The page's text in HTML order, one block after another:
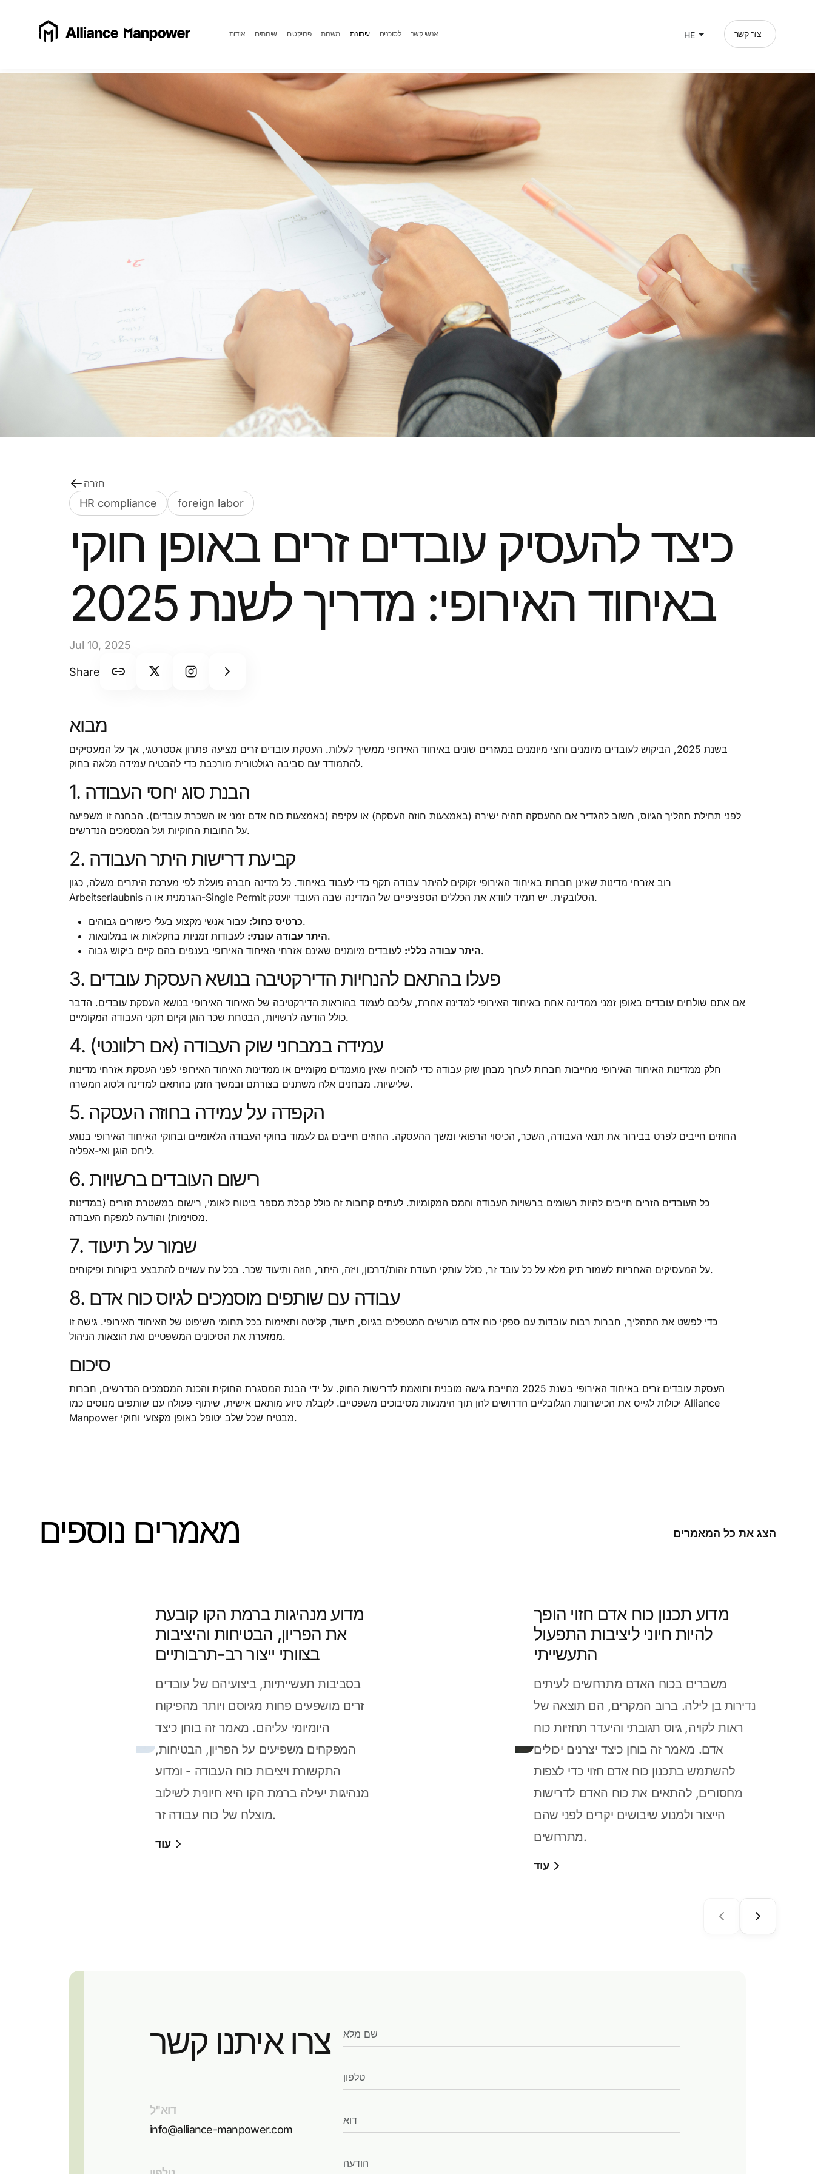
אודות שירותים פרויקטים משרות עיתונות לסוכנים אנשי קשר HE צור קשר
חזרה
HR compliance foreign labor
כיצד להעסיק עובדים זרים באופן חוקי
באיחוד האירופי: מדריך לשנת 2025
Jul 10, 2025
Share
מבוא
בשנת 2025, הביקוש לעובדים מיומנים וחצי מיומנים במגזרים שונים באיחוד האירופי ממשיך לעלות. העסקת עובדים זרים מציעה פתרון אסטרטגי, אך על המעסיקים
להתמודד עם סביבה רגולטורית מורכבת כדי להבטיח עמידה מלאה בחוק.
1. הבנת סוג יחסי העבודה
לפני תחילת תהליך הגיוס, חשוב להגדיר אם ההעסקה תהיה ישירה (באמצעות חוזה העסקה) או עקיפה (באמצעות כוח אדם זמני או השכרת עובדים). הבחנה זו משפיעה
על החובות החוקיות ועל המסמכים הנדרשים.
2. קביעת דרישות היתר העבודה
רוב אזרחי מדינות שאינן חברות באיחוד האירופי זקוקים להיתר עבודה תקף כדי לעבוד באיחוד. כל מדינה חברה פועלת לפי מערכת היתרים משלה, כגון
Arbeitserlaubnis הגרמנית או ה-Single Permit הסלובקית. יש תמיד לוודא את הכללים הספציפיים של המדינה שבה העובד יועסק.
כרטיס כחול:עבור אנשי מקצוע בעלי כישורים גבוהים.
היתר עבודה עונתי:לעבודות זמניות בחקלאות או במלונאות.
היתר עבודה כללי:לעובדים מיומנים שאינם אזרחי האיחוד האירופי בענפים בהם קיים ביקוש גבוה.
3. פעלו בהתאם להנחיות הדירקטיבה בנושא העסקת עובדים
אם אתם שולחים עובדים באופן זמני ממדינה אחת באיחוד האירופי למדינה אחרת, עליכם לעמוד בהוראות הדירקטיבה של האיחוד האירופי בנושא העסקת עובדים. הדבר
כולל הודעה לרשויות, הבטחת שכר הוגן וקיום תקני העבודה המקומיים.
4. עמידה במבחני שוק העבודה (אם רלוונטי)
חלק ממדינות האיחוד האירופי מחייבות חברות לערוך מבחן שוק עבודה כדי להוכיח שאין מועמדים מקומיים או ממדינות האיחוד האירופי לפני העסקת אזרחי מדינות
שלישיות. מבחנים אלה משתנים בצורתם ובמשך הזמן בהתאם למדינה ולסוג המשרה.
5. הקפדה על עמידה בחוזה העסקה
החוזים חייבים לפרט בבירור את תנאי העבודה, השכר, הכיסוי הרפואי ומשך ההעסקה. החוזים חייבים גם לעמוד בחוקי העבודה הלאומיים ובחוקי האיחוד האירופי בנוגע
ליחס הוגן ואי-אפליה.
6. רישום העובדים ברשויות
כל העובדים הזרים חייבים להיות רשומים ברשויות העבודה והמס המקומיות. לעתים קרובות זה כולל קבלת מספר ביטוח לאומי, רישום במשטרת הזרים (במדינות
מסוימות) והודעה למפקח העבודה.
7. שמור על תיעוד
על המעסיקים האחריות לשמור תיק מלא על כל עובד זר, כולל עותקי תעודת זהות/דרכון, ויזה, היתר, חוזה ותיעוד שכר. בכל עת עשויים להתבצע ביקורות ופיקוחים.
8. עבודה עם שותפים מוסמכים לגיוס כוח אדם
כדי לפשט את התהליך, חברות רבות עובדות עם ספקי כוח אדם מורשים המטפלים בגיוס, תיעוד, קליטה ותאימות בכל תחומי השיפוט של האיחוד האירופי. גישה זו
ממזערת את הסיכונים המשפטיים ואת הוצאות הניהול.
סיכום
העסקת עובדים זרים באיחוד האירופי בשנת 2025 מחייבת גישה מובנית ותואמת לדרישות החוק. על ידי הבנת המסגרת החוקית והכנת המסמכים הנדרשים, חברות
יכולות לגייס את הכישרונות הגלובליים הדרושים להן תוך הימנעות מסיבוכים משפטיים. לקבלת סיוע מותאם אישית, שיתוף פעולה עם שותפים מנוסים כמו Alliance
Manpower מבטיח שכל שלב יטופל באופן מקצועי וחוקי.
מאמרים נוספים הצג את כל המאמרים
מדוע מנהיגות ברמת הקו קובעת
את הפריון, הבטיחות והיציבות
בצוותי ייצור רב-תרבותיים
בסביבות תעשייתיות, ביצועיהם של עובדים
זרים מושפעים פחות מגיוסם ויותר מהפיקוח
היומיומי עליהם. מאמר זה בוחן כיצד
המפקחים משפיעים על הפריון, הבטיחות,
התקשורת ויציבות כוח העבודה - ומדוע
מנהיגות יעילה ברמת הקו היא חיונית לשילוב
מוצלח של כוח עבודה זר.
עוד
מדוע תכנון כוח אדם חזוי הופך
להיות חיוני ליציבות התפעול
התעשייתי
משברים בכוח האדם מתרחשים לעיתים
נדירות בן לילה. ברוב המקרים, הם תוצאה של
ראות לקויה, גיוס תגובתי והיעדר תחזיות כוח
אדם. מאמר זה בוחן כיצד יצרנים יכולים
להשתמש בתכנון כוח אדם חזוי כדי לצפות
מחסורים, להתאים את כוח האדם לדרישות
הייצור ולמנוע שיבושים יקרים לפני שהם
מתרחשים.
עוד
צרו איתנו קשר
דוא"ל
info@alliance-manpower.com